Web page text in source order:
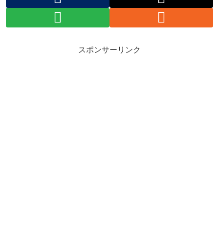
スポンサーリンク